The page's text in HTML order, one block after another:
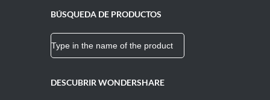
BÚSQUEDA DE PRODUCTOS
DESCUBRIR WONDERSHARE